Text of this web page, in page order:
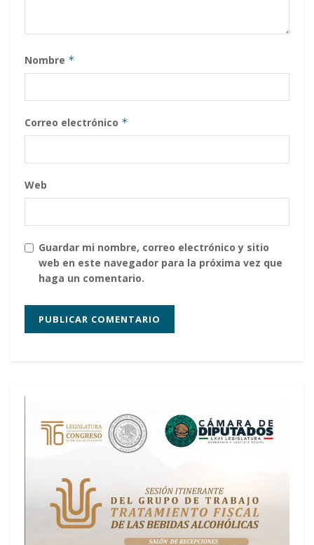
Nombre *
Correo electrónico *
Web
Guardar mi nombre, correo electrónico y sitio
web en este navegador para la próxima vez que
haga un comentario.